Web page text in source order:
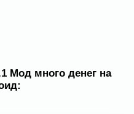
Мод много денег на